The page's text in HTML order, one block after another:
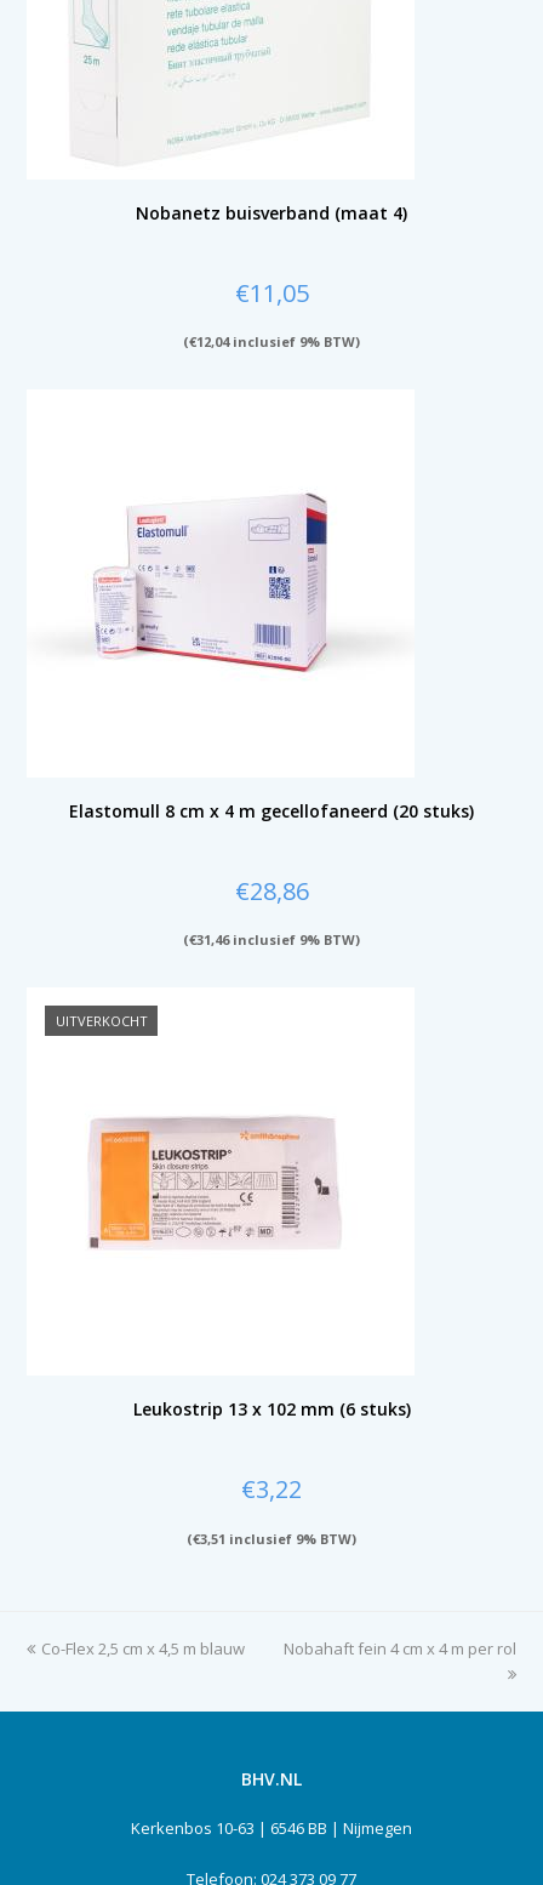
Nobanetz buisverband (maat 4)
€11,05
(€12,04inclusief 9% BTW)
Elastomull 8 cm x 4 m gecellofaneerd (20 stuks)
€28,86
(€31,46inclusief 9% BTW)
UITVERKOCHT
Leukostrip 13 x 102 mm (6 stuks)
€3,22
(€3,51 inclusief 9% BTW)
previous
Co-Flex 2,5 cm x 4,5 m blauw
next
Nobahaft fein 4 cm x 4 m per rol
BHV.NL
Kerkenbos 10-63 | 6546 BB | Nijmegen
Telefoon: 024 373 09 77